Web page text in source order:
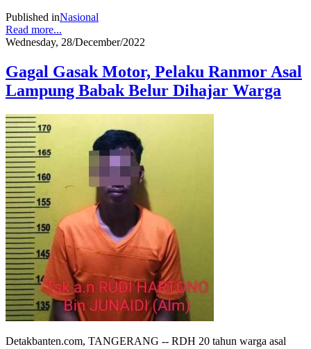
Published inNasional
Read more...
Wednesday, 28/December/2022
Gagal Gasak Motor, Pelaku Ranmor Asal
Lampung Babak Belur Dihajar Warga
Detakbanten.com, TANGERANG -- RDH 20 tahun warga asal